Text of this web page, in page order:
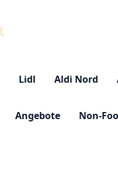
Lidl Aldi Nord
Angebote Non-